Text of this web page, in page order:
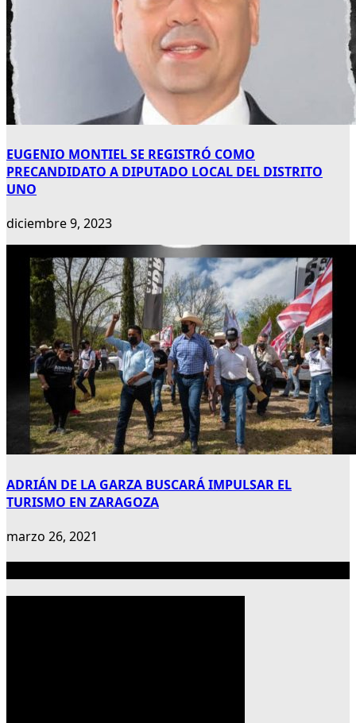
EUGENIO MONTIEL SE REGISTRÓ COMO
PRECANDIDATO A DIPUTADO LOCAL DEL DISTRITO
UNO
diciembre 9, 2023
ADRIÁN DE LA GARZA BUSCARÁ IMPULSAR EL
TURISMO EN ZARAGOZA
marzo 26, 2021